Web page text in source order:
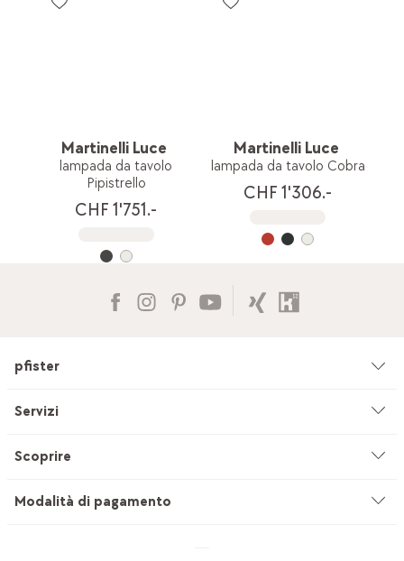
Martinelli Luce
lampada da tavolo
Pipistrello
CHF 1'751.-
Martinelli Luce
lampada da tavolo Cobra
CHF 1'306.-
pfister
Azienda
Servizi
Consulenza
Scoprire
Studio di cucine
Modalità di pagamento